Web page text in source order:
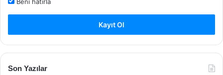
Kayıt Ol
Son Yazılar